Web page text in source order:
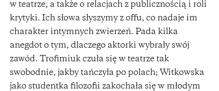
w teatrze, a także o relacjach z publicznością i roli
krytyki. Ich słowa słyszymy z offu, co nadaje im
charakter intymnych zwierzeń. Pada kilka
anegdot o tym, dlaczego aktorki wybrały swój
zawód. Trofimiuk czuła się w teatrze tak
swobodnie, jakby tańczyła po polach; Witkowska
jako studentka filozofii zakochała się w młodym